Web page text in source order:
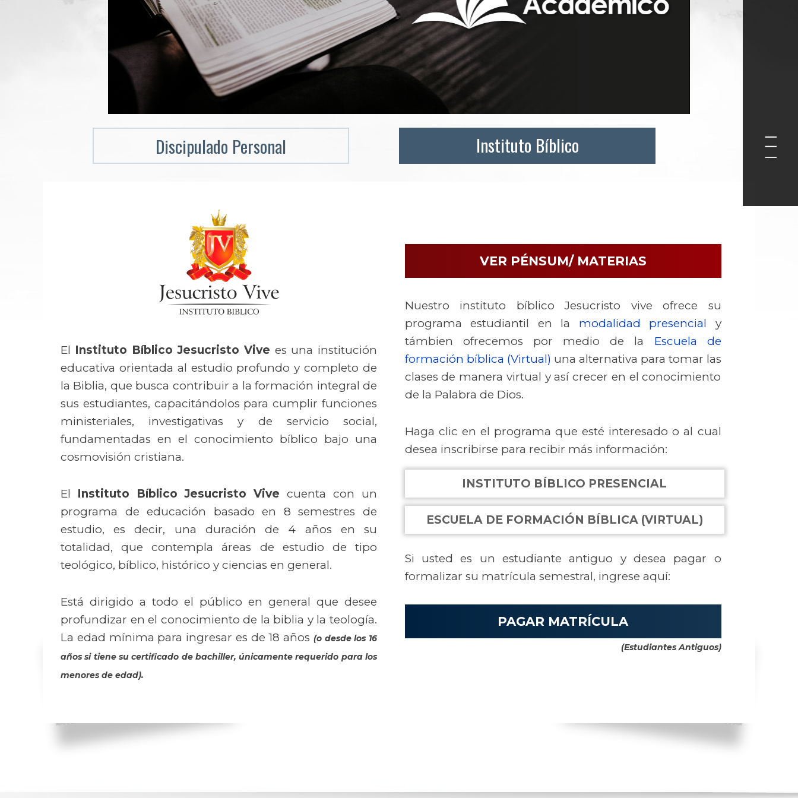
Discipulado Personal Instituto Bíblico
El Instituto Bíblico Jesucristo Vive es una institución
educativa orientada al estudio profundo y completo de
la Biblia, que busca contribuir a la formación integral de
sus estudiantes, capacitándolos para cumplir funciones
ministeriales, investigativas y de servicio social,
fundamentadas en el conocimiento bíblico bajo una
cosmovisión cristiana.
El Instituto Bíblico Jesucristo Vive cuenta con un
programa de educación basado en 8 semestres de
estudio, es decir, una duración de 4 años en su
totalidad, que contempla áreas de estudio de tipo
teológico, bíblico, histórico y ciencias en general.
Está dirigido a todo el público en general que desee
profundizar en el conocimiento de la biblia y la teología.
La edad mínima para ingresar es de 18 años (o desde los 16
años si tiene su certificado de bachiller, únicamente requerido para los
menores de edad).
VER PÉNSUM/ MATERIAS
Nuestro instituto bíblico Jesucristo vive ofrece su
programa estudiantil en la modalidad presencial y
támbien ofrecemos por medio de la Escuela de
formación bíblica (Virtual) una alternativa para tomar las
clases de manera virtual y así crecer en el conocimiento
de la Palabra de Dios.
Haga clic en el programa que esté interesado o al cual
desea inscribirse para recibir más información:
INSTITUTO BÍBLICO PRESENCIAL
ESCUELA DE FORMACIÓN BÍBLICA (VIRTUAL)
Si usted es un estudiante antiguo y desea pagar o
formalizar su matrícula semestral, ingrese aquí:
PAGAR MATRÍCULA
(Estudiantes Antiguos)